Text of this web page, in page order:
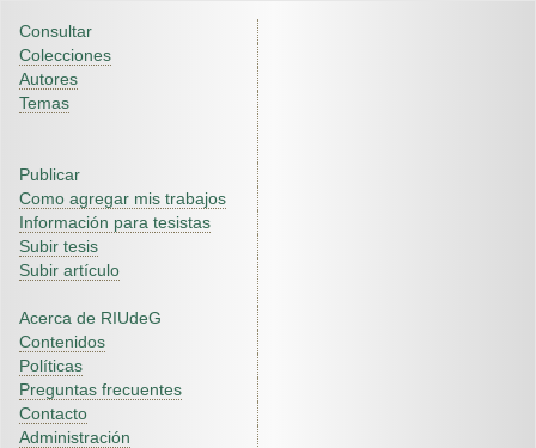
Consultar
Colecciones
Autores
Temas
Publicar
Como agregar mis trabajos
Información para tesistas
Subir tesis
Subir artículo
Acerca de RIUdeG
Contenidos
Políticas
Preguntas frecuentes
Contacto
Administración